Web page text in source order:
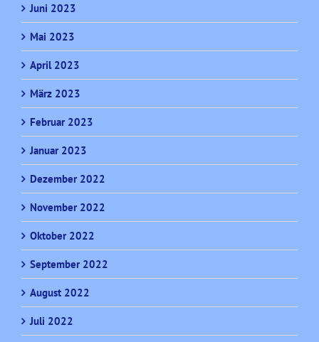
Juni 2023
Mai 2023
April 2023
März 2023
Februar 2023
Januar 2023
Dezember 2022
November 2022
Oktober 2022
September 2022
August 2022
Juli 2022